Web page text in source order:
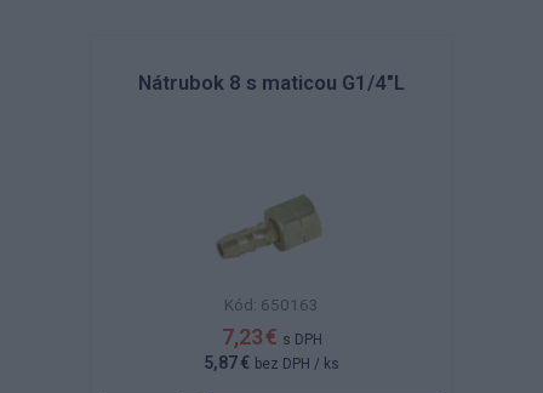
Nátrubok 8 s maticou G1/4"L
Kód: 650163
7,23 € s DPH
5,87 € bez DPH / ks